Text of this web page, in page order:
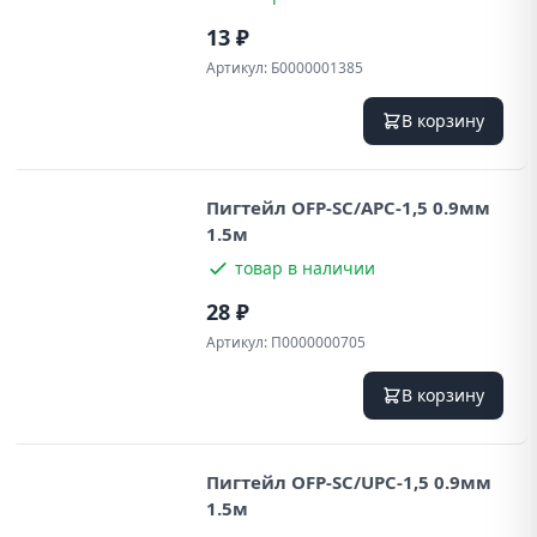
13 ₽
Артикул: Б0000001385
В корзину
Пигтейл OFP-SC/APC-1,5 0.9мм
1.5м
товар в наличии
28 ₽
Артикул: П0000000705
В корзину
Пигтейл OFP-SC/UPC-1,5 0.9мм
1.5м